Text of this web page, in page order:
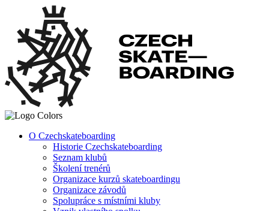
O Czechskateboarding
Historie Czechskateboarding
Seznam klubů
Školení trenérů
Organizace kurzů skateboardingu
Organizace závodů
Spolupráce s místními kluby